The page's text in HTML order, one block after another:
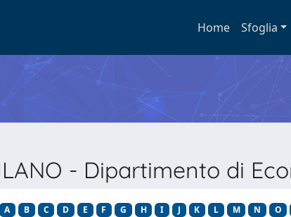
Home Sfoglia
- Dipartimento di
A B C D E F G H I J K L M N O